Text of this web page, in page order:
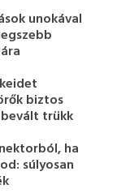
unokával
biztos
trükk
ha
súlyosan